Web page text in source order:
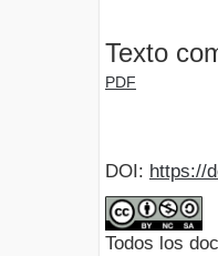
Texto
PDF
DOI: https://
Todos los